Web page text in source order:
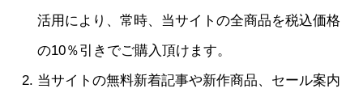
活用により、常時、当サイトの全商品を税込価格
の10％引きでご購入頂けます。
当サイトの無料新着記事や新作商品、セール案内